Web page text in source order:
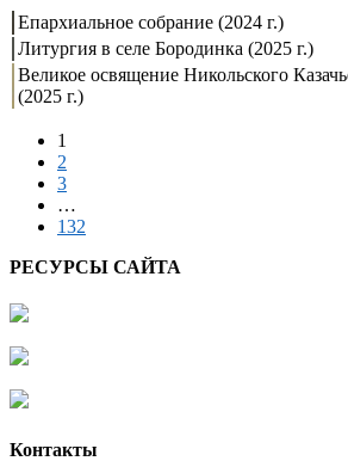
Епархиальное собрание (2024 г.)
Литургия в селе Бородинка (2025 г.)
Великое освящение Никольского
(2025 г.)
1
2
3
…
132
РЕСУРСЫ САЙТА
Контакты